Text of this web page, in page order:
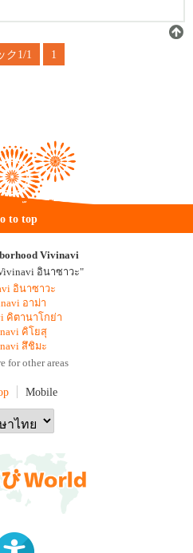
ク1/1 1
to top
Vivinavi
อินาซาวะ"
อินาซาวะ
อาม่า
คิตานาโกย่า
คิโยสุ
สึชิมะ
for other areas
Mobile